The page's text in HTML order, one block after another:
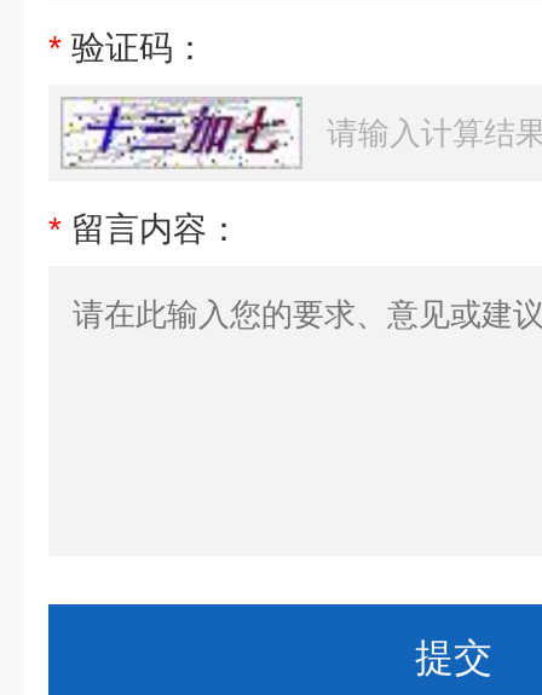
* 验证码：
* 留言内容：